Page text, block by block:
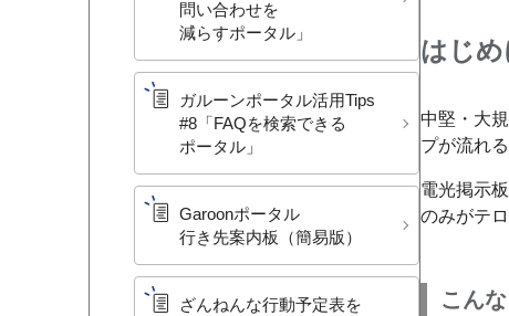
問い合わせを​
減らすポータル」
ガルーンポータル活用Tips
#8​「FAQを​検索できる​
ポータル」
Garoonポータル
行き先案内板​（簡易版）
ざんねんな​行動予定表を​
はじめ
中堅・大
プが流れ
電光掲示
のみがテ
こん